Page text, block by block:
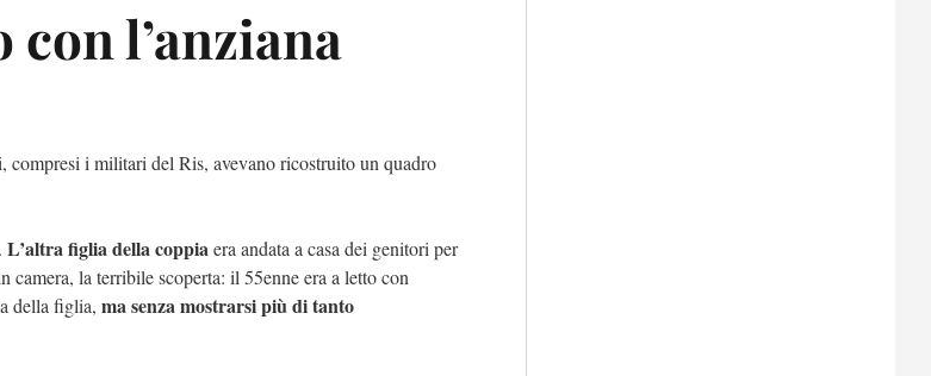
l’anziana
i militari del Ris, avevano ricostruito un quadro
L’altra figlia della coppiaera andata a casa dei genitori per
la terribile scoperta: il 55enne era a letto con
della figlia, ma senza mostrarsi più di tanto